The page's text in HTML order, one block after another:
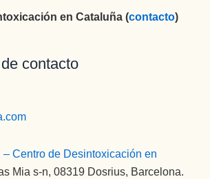
en Cataluña (contacto)
contacto
– Centro de Desintoxicación en
Mia s-n, 08319 Dosrius, Barcelona.